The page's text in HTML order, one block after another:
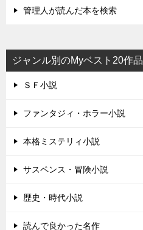
管理人が読んだ本を検索
ジャンル別のMyベスト20作品
ＳＦ小説
ファンタジィ・ホラー小説
本格ミステリィ小説
サスペンス・冒険小説
歴史・時代小説
読んで良かった名作